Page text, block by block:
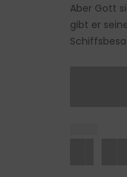
Aber Gott
gibt er